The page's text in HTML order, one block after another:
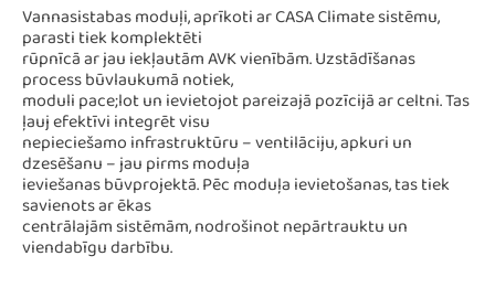
Vannasistabas moduļi, aprīkoti ar CASA Climate sistēmu,
parasti tiek komplektēti
rūpnīcā ar jau iekļautām AVK vienībām. Uzstādīšanas
process būvlaukumā notiek,
moduli pace;lot un ievietojot pareizajā pozīcijā ar celtni. Tas
ļauj efektīvi integrēt visu
nepieciešamo infrastruktūru – ventilāciju, apkuri un
dzesēšanu – jau pirms moduļa
ieviešanas būvprojektā. Pēc moduļa ievietošanas, tas tiek
savienots ar ēkas
centrālajām sistēmām, nodrošinot nepārtrauktu un
viendabīgu darbību.